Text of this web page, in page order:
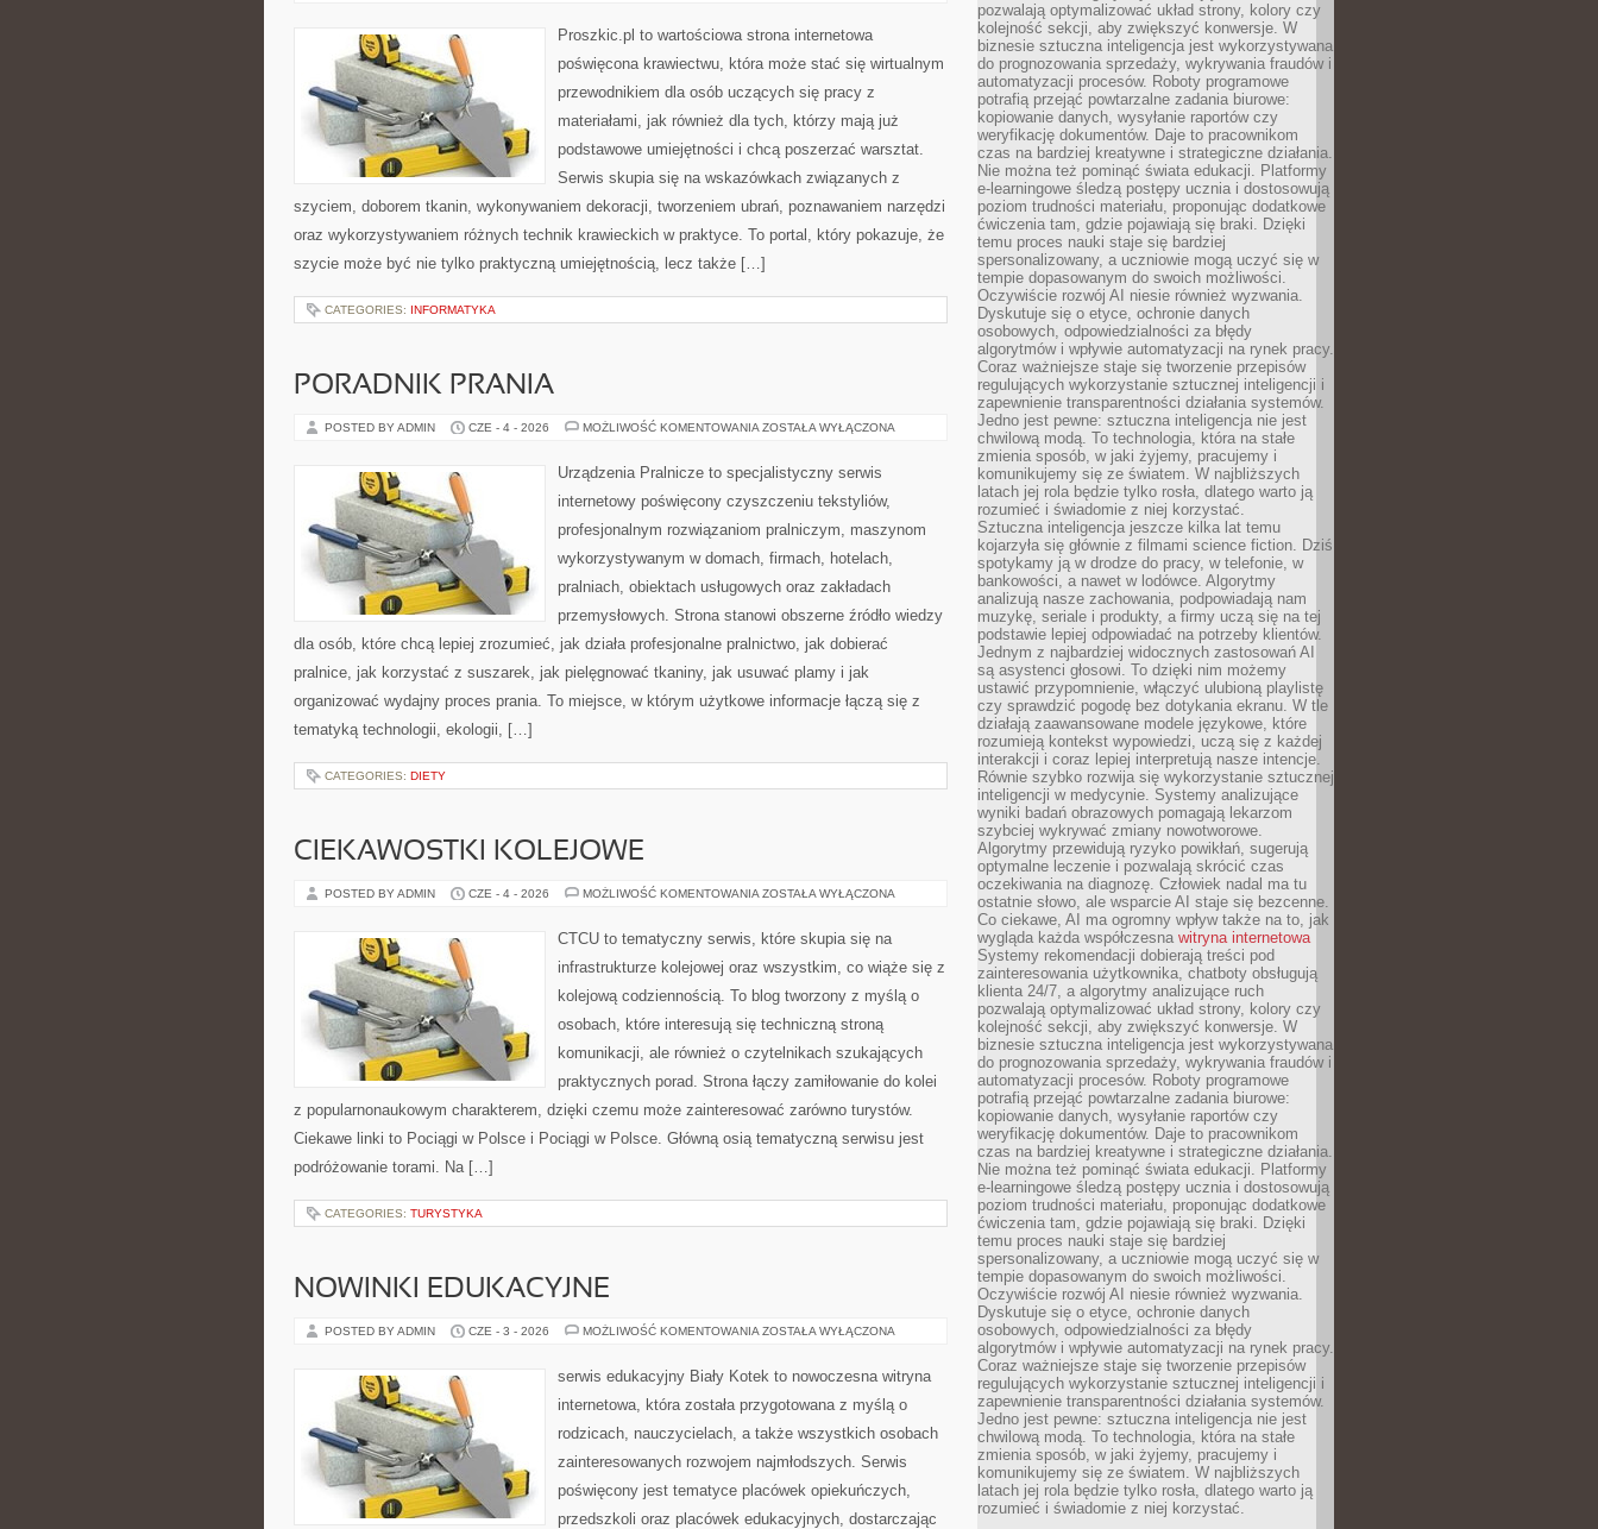
Proszkic.pl to wartościowa strona internetowa
poświęcona krawiectwu, która może stać się wirtualnym
przewodnikiem dla osób uczących się pracy z
materiałami, jak również dla tych, którzy mają już
podstawowe umiejętności i chcą poszerzać warsztat.
Serwis skupia się na wskazówkach związanych z
szyciem, doborem tkanin, wykonywaniem dekoracji, tworzeniem ubrań, poznawaniem narzędzi
oraz wykorzystywaniem różnych technik krawieckich w praktyce. To portal, który pokazuje, że
szycie może być nie tylko praktyczną umiejętnością, lecz także […]
CATEGORIES: INFORMATYKA
PORADNIK PRANIA
POSTED BY ADMIN CZE - 4 - 2026 MOŻLIWOŚĆ KOMENTOWANIA PORADNIK
ZOSTAŁA WYŁĄCZONA
Urządzenia Pralnicze to specjalistyczny serwis
internetowy poświęcony czyszczeniu tekstyliów,
profesjonalnym rozwiązaniom pralniczym, maszynom
wykorzystywanym w domach, firmach, hotelach,
pralniach, obiektach usługowych oraz zakładach
przemysłowych. Strona stanowi obszerne źródło wiedzy
dla osób, które chcą lepiej zrozumieć, jak działa profesjonalne pralnictwo, jak dobierać
pralnice, jak korzystać z suszarek, jak pielęgnować tkaniny, jak usuwać plamy i jak
organizować wydajny proces prania. To miejsce, w którym użytkowe informacje łączą się z
tematyką technologii, ekologii, […]
CATEGORIES: DIETY
CIEKAWOSTKI KOLEJOWE
POSTED BY ADMIN CZE - 4 - 2026 MOŻLIWOŚĆ KOMENTOWANIA CIEKAWOSTKI
ZOSTAŁA WYŁĄCZONA
CTCU to tematyczny serwis, które skupia się na
infrastrukturze kolejowej oraz wszystkim, co wiąże się z
kolejową codziennością. To blog tworzony z myślą o
osobach, które interesują się techniczną stroną
komunikacji, ale również o czytelnikach szukających
praktycznych porad. Strona łączy zamiłowanie do kolei
z popularnonaukowym charakterem, dzięki czemu może zainteresować zarówno turystów.
Ciekawe linki to Pociągi w Polsce i Pociągi w Polsce. Główną osią tematyczną serwisu jest
podróżowanie torami. Na […]
CATEGORIES: TURYSTYKA
NOWINKI EDUKACYJNE
POSTED BY ADMIN CZE - 3 - 2026 MOŻLIWOŚĆ KOMENTOWANIA NOWINKI
ZOSTAŁA WYŁĄCZONA
serwis edukacyjny Biały Kotek to nowoczesna witryna
internetowa, która została przygotowana z myślą o
rodzicach, nauczycielach, a także wszystkich osobach
zainteresowanych rozwojem najmłodszych. Serwis
poświęcony jest tematyce placówek opiekuńczych,
przedszkoli oraz placówek edukacyjnych, dostarczając
pozwalają optymalizować układ strony, kolory czy
kolejność sekcji, aby zwiększyć konwersje. W
biznesie sztuczna inteligencja jest wykorzystywana
do prognozowania sprzedaży, wykrywania fraudów i
automatyzacji procesów. Roboty programowe
potrafią przejąć powtarzalne zadania biurowe:
kopiowanie danych, wysyłanie raportów czy
weryfikację dokumentów. Daje to pracownikom
czas na bardziej kreatywne i strategiczne działania.
Nie można też pominąć świata edukacji. Platformy
e-learningowe śledzą postępy ucznia i dostosowują
poziom trudności materiału, proponując dodatkowe
ćwiczenia tam, gdzie pojawiają się braki. Dzięki
temu proces nauki staje się bardziej
spersonalizowany, a uczniowie mogą uczyć się w
tempie dopasowanym do swoich możliwości.
Oczywiście rozwój AI niesie również wyzwania.
Dyskutuje się o etyce, ochronie danych
osobowych, odpowiedzialności za błędy
algorytmów i wpływie automatyzacji na rynek pracy.
Coraz ważniejsze staje się tworzenie przepisów
regulujących wykorzystanie sztucznej inteligencji i
zapewnienie transparentności działania systemów.
Jedno jest pewne: sztuczna inteligencja nie jest
chwilową modą. To technologia, która na stałe
zmienia sposób, w jaki żyjemy, pracujemy i
komunikujemy się ze światem. W najbliższych
latach jej rola będzie tylko rosła, dlatego warto ją
rozumieć i świadomie z niej korzystać.
Sztuczna inteligencja jeszcze kilka lat temu
kojarzyła się głównie z filmami science fiction. Dziś
spotykamy ją w drodze do pracy, w telefonie, w
bankowości, a nawet w lodówce. Algorytmy
analizują nasze zachowania, podpowiadają nam
muzykę, seriale i produkty, a firmy uczą się na tej
podstawie lepiej odpowiadać na potrzeby klientów.
Jednym z najbardziej widocznych zastosowań AI
są asystenci głosowi. To dzięki nim możemy
ustawić przypomnienie, włączyć ulubioną playlistę
czy sprawdzić pogodę bez dotykania ekranu. W tle
działają zaawansowane modele językowe, które
rozumieją kontekst wypowiedzi, uczą się z każdej
interakcji i coraz lepiej interpretują nasze intencje.
Równie szybko rozwija się wykorzystanie sztucznej
inteligencji w medycynie. Systemy analizujące
wyniki badań obrazowych pomagają lekarzom
szybciej wykrywać zmiany nowotworowe.
Algorytmy przewidują ryzyko powikłań, sugerują
optymalne leczenie i pozwalają skrócić czas
oczekiwania na diagnozę. Człowiek nadal ma tu
ostatnie słowo, ale wsparcie AI staje się bezcenne.
Co ciekawe, AI ma ogromny wpływ także na to, jak
wygląda każda współczesna witryna internetowa
Systemy rekomendacji dobierają treści pod
zainteresowania użytkownika, chatboty obsługują
klienta 24/7, a algorytmy analizujące ruch
pozwalają optymalizować układ strony, kolory czy
kolejność sekcji, aby zwiększyć konwersje. W
biznesie sztuczna inteligencja jest wykorzystywana
do prognozowania sprzedaży, wykrywania fraudów i
automatyzacji procesów. Roboty programowe
potrafią przejąć powtarzalne zadania biurowe:
kopiowanie danych, wysyłanie raportów czy
weryfikację dokumentów. Daje to pracownikom
czas na bardziej kreatywne i strategiczne działania.
Nie można też pominąć świata edukacji. Platformy
e-learningowe śledzą postępy ucznia i dostosowują
poziom trudności materiału, proponując dodatkowe
ćwiczenia tam, gdzie pojawiają się braki. Dzięki
temu proces nauki staje się bardziej
spersonalizowany, a uczniowie mogą uczyć się w
tempie dopasowanym do swoich możliwości.
Oczywiście rozwój AI niesie również wyzwania.
Dyskutuje się o etyce, ochronie danych
osobowych, odpowiedzialności za błędy
algorytmów i wpływie automatyzacji na rynek pracy.
Coraz ważniejsze staje się tworzenie przepisów
regulujących wykorzystanie sztucznej inteligencji i
zapewnienie transparentności działania systemów.
Jedno jest pewne: sztuczna inteligencja nie jest
chwilową modą. To technologia, która na stałe
zmienia sposób, w jaki żyjemy, pracujemy i
komunikujemy się ze światem. W najbliższych
latach jej rola będzie tylko rosła, dlatego warto ją
rozumieć i świadomie z niej korzystać.